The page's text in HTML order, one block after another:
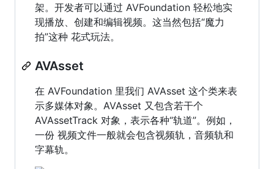
架。开发者可以通过 AVFoundation 轻松地实
现播放、创建和编辑视频。这当然包括“魔力
拍”这种 花式玩法。
AVAsset
在 AVFoundation 里我们 AVAsset 这个类来表
示多媒体对象。AVAsset 又包含若干个
AVAssetTrack 对象，表示各种“轨道”。例如，
一份 视频文件一般就会包含视频轨，音频轨和
字幕轨。